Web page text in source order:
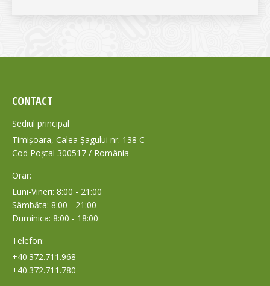
CONTACT
Sediul principal
Timișoara, Calea Șagului nr. 138 C
Cod Poștal 300517 / România
Orar:
Luni-Vineri: 8:00 - 21:00
Sâmbăta: 8:00 - 21:00
Duminica: 8:00 - 18:00
Telefon:
+40.372.711.968
+40.372.711.780